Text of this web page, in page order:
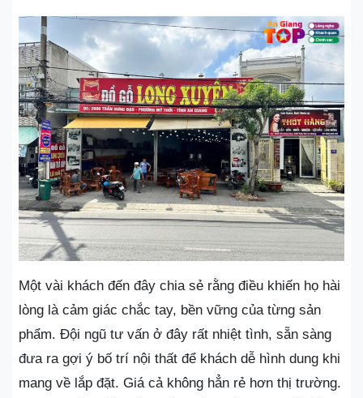
Một vài khách đến đây chia sẻ rằng điều khiến họ hài
lòng là cảm giác chắc tay, bền vững của từng sản
phẩm. Đội ngũ tư vấn ở đây rất nhiệt tình, sẵn sàng
đưa ra gợi ý bố trí nội thất để khách dễ hình dung khi
mang về lắp đặt. Giá cả không hẳn rẻ hơn thị trường.